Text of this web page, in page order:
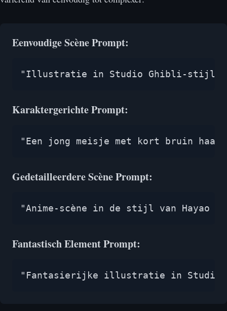
Eenvoudige Scène Prompt:
"Illustratie in Studio Ghibli-stijl van
Karaktergerichte Prompt:
"Een jong meisje met kort bruin
Gedetailleerdere Scène Prompt:
"Anime-scène in de stijl van Hayao
Fantastisch Element Prompt:
"Fantasierijke illustratie in Studio